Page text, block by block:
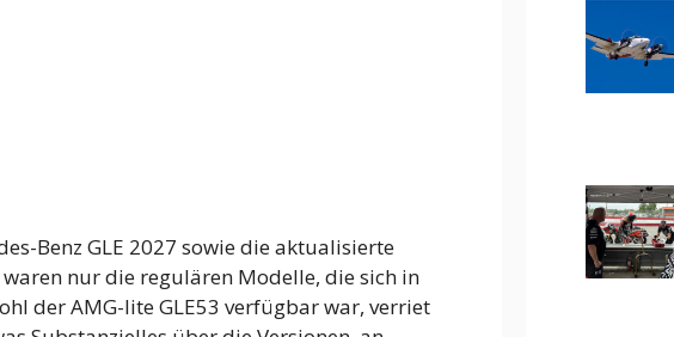
Benz GLE 2027 sowie die aktualisierte
waren nur die regulären Modelle, die sich in
der AMG-lite GLE53 verfügbar war, verriet